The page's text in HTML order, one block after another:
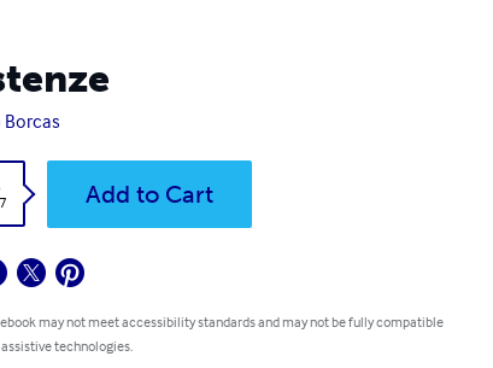
Borcas
Add to Cart
may not meet accessibility standards and may not be fully compatible
technologies.